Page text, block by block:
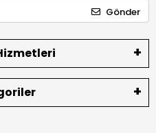
Gönder